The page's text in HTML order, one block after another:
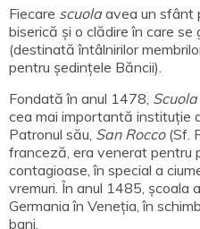
Fiecare scuolaavea un sfânt
biserică și o clădire în care se
(destinată întâlnirilor
pentru ședințele Băncii).
Fondată în anul 1478,
cea mai importantă instituție
Patronul său, San Rocco(Sf.
franceză, era venerat pentru
contagioase, în special a
vremuri. În anul 1485, școala
Germania în Veneția, în
bani.